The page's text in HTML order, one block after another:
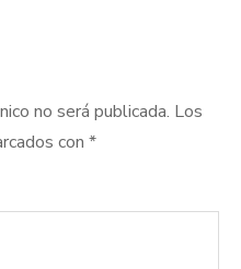
no será publicada. Los
con *